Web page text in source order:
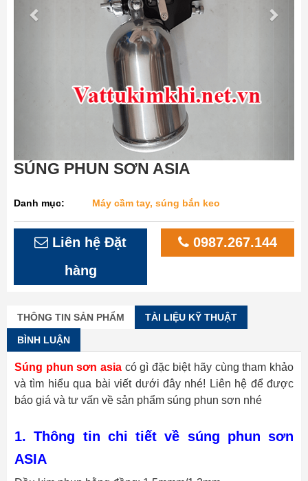
SÚNG PHUN SƠN ASIA
Danh mục: Máy cầm tay, súng bắn keo
Liên hệ Đặt
hàng
0987.267.144
THÔNG TIN SẢN PHẨM TÀI LIỆU KỸ THUẬT
BÌNH LUẬN
Súng phun sơn asiacó gì đặc biệt hãy cùng tham khảo
và tìm hiểu qua bài viết dưới đây nhé! Liên hệ để được
báo giá và tư vấn về sản phẩm súng phun sơn nhé
1. Thông tin chi tiết về súng phun sơn
ASIA